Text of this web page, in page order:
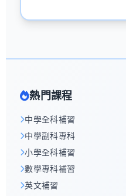
熱門課程
中學全科補習
中學副科專科
小學全科補習
數學專科補習
英文補習